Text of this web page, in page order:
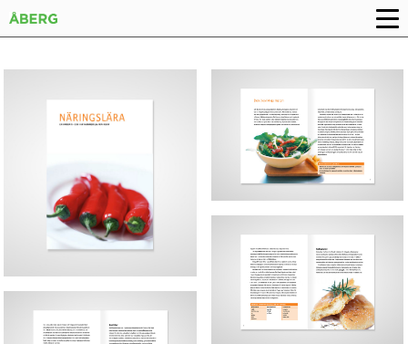
OMSLAG BROSCHYR
UPPSLAG, BROSCHYR
UPPSLAG, BROSCHYR